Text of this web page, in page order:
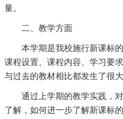
量。
二、教学方面
本学期是我校施行新课标
课程设置、课程内容、学习要
与过去的教材相比都发生了很大
通过上学期的教学实践，
了解，如何进一步了解新课标